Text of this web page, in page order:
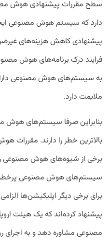
سطح مقررات پیشنهادی هوش
دارد که سیستم هوش مصنوعی
پیشنهادی کاهش هزینه‌های
فرایند درک برنامه‌های هوش
به سیستم‌های هوش مصنوعی
ملایمت دارد.
بنابراین صرفا سیستم‌های
بالاترین خطر را دارند. مقررات
برخی از شیوه‌های هوش مصنوعی
سیستم‌های هوش مصنوعی پرخطر
برای برخی دیگر اپلیکیشن‌ها
پیشنهاد کرده‌اند که یک هیئت
مصنوعی مشاوره دهد و به اجرای